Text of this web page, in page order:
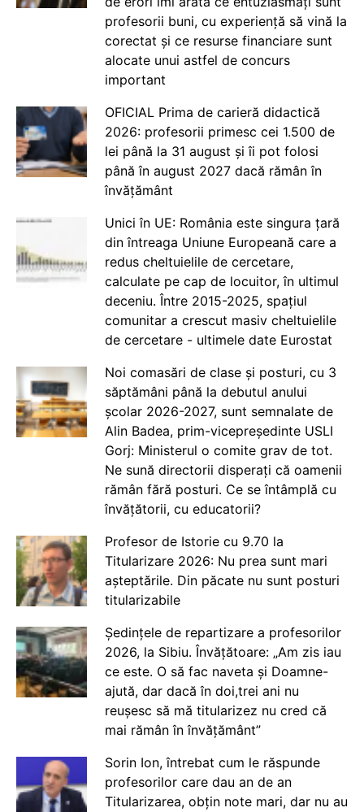
profesorii buni, cu experiență să vină la
corectat și ce resurse financiare sunt
alocate unui astfel de concurs
important
OFICIAL Prima de carieră didactică
2026: profesorii primesc cei 1.500 de
lei până la 31 august și îi pot folosi
până în august 2027 dacă rămân în
învățământ
Unici în UE: România este singura țară
din întreaga Uniune Europeană care a
redus cheltuielile de cercetare,
calculate pe cap de locuitor, în ultimul
deceniu. Între 2015-2025, spațiul
comunitar a crescut masiv cheltuielile
de cercetare - ultimele date Eurostat
Noi comasări de clase și posturi, cu 3
săptămâni până la debutul anului
școlar 2026-2027, sunt semnalate de
Alin Badea, prim-vicepreședinte USLI
Gorj: Ministerul o comite grav de tot.
Ne sună directorii disperați că oamenii
rămân fără posturi. Ce se întâmplă cu
învățătorii, cu educatorii?
Profesor de Istorie cu 9.70 la
Titularizare 2026: Nu prea sunt mari
așteptările. Din păcate nu sunt posturi
titularizabile
Ședințele de repartizare a profesorilor
2026, la Sibiu. Învățătoare: „Am zis iau
ce este. O să fac naveta și Doamne-
ajută, dar dacă în doi,trei ani nu
reușesc să mă titularizez nu cred că
mai rămân în învățământ”
Sorin Ion, întrebat cum le răspunde
profesorilor care dau an de an
Titularizarea, obțin note mari, dar nu au